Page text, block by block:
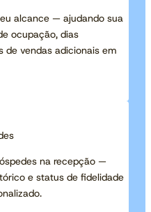
alcance — ajudando sua
ocupação, dias
de vendas adicionais em
na recepção —
e status de fidelidade